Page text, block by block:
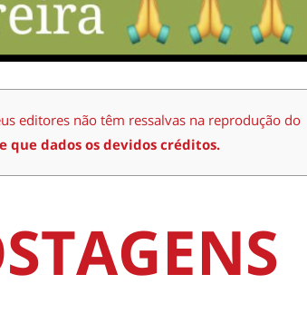
editores não têm ressalvas na reprodução do
que dados os devidos créditos.